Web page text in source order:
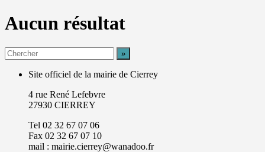
Aucun résultat
Site officiel de la mairie de Cierrey
4 rue René Lefebvre
27930 CIERREY
Tel 02 32 67 07 06
Fax 02 32 67 07 10
mail : mairie.cierrey@wanadoo.fr